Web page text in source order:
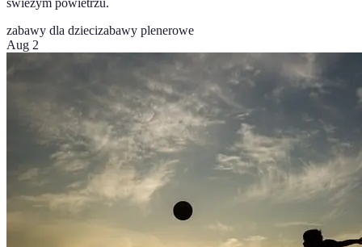
zabawy dla dziecizabawy plenerowe
Aug 2